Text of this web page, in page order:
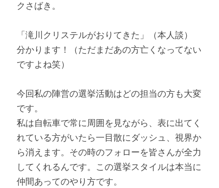
クさばき。
「滝川クリステルがおりてきた」（本人談）
分かります！（ただまだあの方亡くなってない
ですよね笑）
今回私の陣営の選挙活動はどの担当の方も大変
です。
私は自転車で常に周囲を見ながら、表に出てく
れている方がいたら一目散にダッシュ、視界か
ら消えます。その時のフォローを皆さんが全力
してくれるんです。この選挙スタイルは本当に
仲間あってのやり方です。